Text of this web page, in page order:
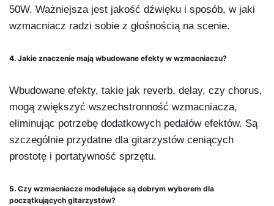
50W. Ważniejsza jest jakość dźwięku i sposób, w jaki
wzmacniacz radzi sobie z głośnością na scenie.
4. Jakie znaczenie mają wbudowane efekty w wzmacniaczu?
Wbudowane efekty, takie jak reverb, delay, czy chorus,
mogą zwiększyć wszechstronność wzmacniacza,
eliminując potrzebę dodatkowych pedałów efektów. Są
szczególnie przydatne dla gitarzystów ceniących
prostotę i portatywność sprzętu.
5. Czy wzmacniacze modelujące są dobrym wyborem dla
początkujących gitarzystów?